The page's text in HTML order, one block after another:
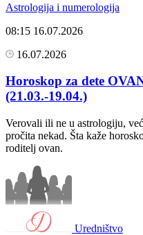
Astrologija i numerologija
08:15 16.07.2026
16.07.2026
Horoskop za dete
(21.03.-19.04.)
Verovali ili ne u astrologiju,
pročita nekad. Šta kaže
roditelj ovan.
Uredništvo